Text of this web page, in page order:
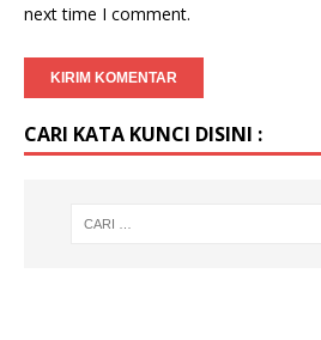
next time I comment.
CARI KATA KUNCI DISINI :